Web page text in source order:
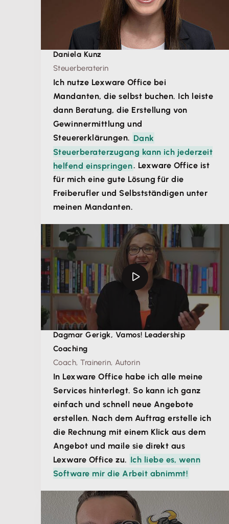
Daniela Kunz
Steuerberaterin
Ich nutze Lexware Office bei
Mandanten, die selbst buchen. Ich leiste
dann Beratung, die Erstellung von
Gewinnermittlung und
Steuererklärungen. Dank
Steuerberaterzugang kann ich jederzeit
helfend einspringen. Lexware Office ist
für mich eine gute Lösung für die
Freiberufler und Selbstständigen unter
meinen Mandanten.
Dagmar Gerigk, Vamos! Leadership
Coaching
Coach, Trainerin, Autorin
In Lexware Office habe ich alle meine
Services hinterlegt. So kann ich ganz
einfach und schnell neue Angebote
erstellen. Nach dem Auftrag erstelle ich
die Rechnung mit einem Klick aus dem
Angebot und maile sie direkt aus
Lexware Office zu. Ich liebe es, wenn
Software mir die Arbeit abnimmt!